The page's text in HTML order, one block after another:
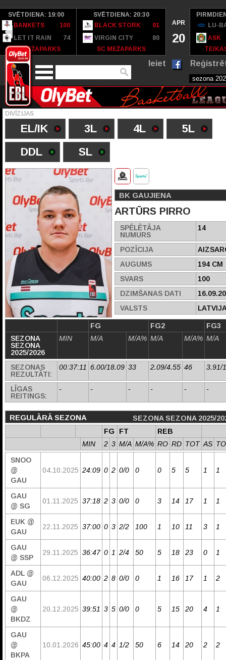
SVĒTDIENA: 19:00
BANKETS
100
LET IT RAIN
74
SC MEŽAPARKS
SVĒTDIENA: 20:30
BLACK STORK
91
VIRGIN CITY
80
SC MEŽAPARKS
APR
20
LU-
ASK
Ieiet
DIVĪZIJAS
EL/IK 3L 4L
5L
DDL
SL
BK GAUJIENA
ARTŪRS PIRRO
SPĒLĒTĀJA
NUMURS
14
POZĪCIJA
AUGUMS
194 CM
SVARS
100
DZIMŠANAS DATI
VALSTS
FG FG2
FG3
SEZONA
SEZONA
2025/2026
MIN M/A M/A% M/A M/A% M/A
SEZONAS
REZULTĀTI:
00:37:11 6.00/18.09 33 2.09/4.55 46 3.91/
LĪGAS
REITINGS:
- - - - - -
REGULĀRĀ SEZONA
SEZONA SEZONA 2025/
FG
FT
REB
MIN
2 3 M/A M/A% RO RD TOT AS TO
SNOO
@
GAU
04.10.2025 24:09 0 2 0/0 0 0 5 5 1 1
GAU
@ SG
01.11.2025 37:18 2 3 0/0 0 3 14 17 1 1
EUK @
GAU
22.11.2025 37:00 0 3 2/2 100 1 10 11 3 1
GAU
@ SSP
29.11.2025 36:47 0 1 2/4 50 5 18 23 0 1
ADL @
GAU
06.12.2025 40:00 2 8 0/0 0 1 16 17 1 2
GAU
@
BKDZ
20.12.2025 39:51 3 5 0/0 0 5 15 20 4 1
GAU
@
BKPA
10.01.2026 45:00 4 4 1/2 50 6 14 20 2 2